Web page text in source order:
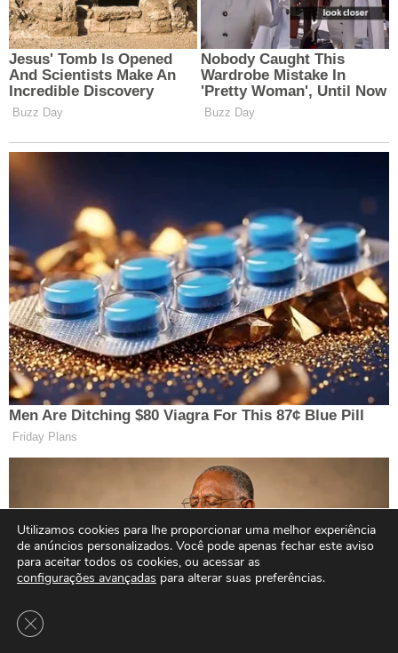
Utilizamos cookies para lhe proporcionar uma melhor experiência
de anúncios personalizados. Você pode apenas fechar este aviso
para aceitar todos os cookies, ou acessar as
configurações avançadas para alterar suas preferências.
Close GDPR Cookie Banner